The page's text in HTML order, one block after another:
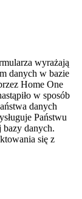
wyrażają
danych w bazie
Home One
w sposób
danych
Państwu
bazy danych.
się z